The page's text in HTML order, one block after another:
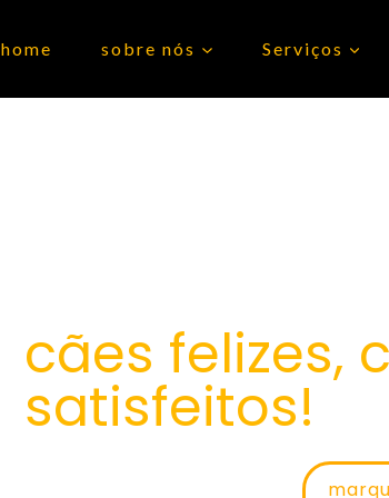
home sobre nós Serviços
cães felizes,
satisfeitos!